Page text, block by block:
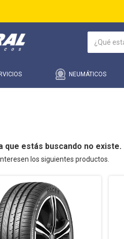
NEUMÁTICOS
que estás buscando no existe.
los siguientes productos.